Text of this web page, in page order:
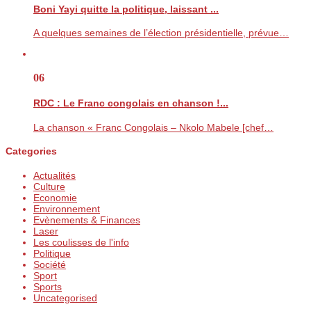
Boni Yayi quitte la politique, laissant ...
A quelques semaines de l’élection présidentielle, prévue…
06
RDC : Le Franc congolais en chanson !...
La chanson « Franc Congolais – Nkolo Mabele [chef…
Categories
Actualités
Culture
Economie
Environnement
Evènements & Finances
Laser
Les coulisses de l'info
Politique
Société
Sport
Sports
Uncategorised